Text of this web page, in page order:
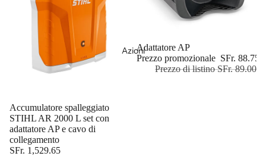
Azioni
Esaurito
Accumulatore spalleggiato
STIHL AR 2000 L set con
adattatore AP e cavo di
collegamento
SFr. 1,529.65
In offerta
Adattatore AP
Prezzo promozionale SFr. 88.75
Prezzo di listinoSFr. 89.00